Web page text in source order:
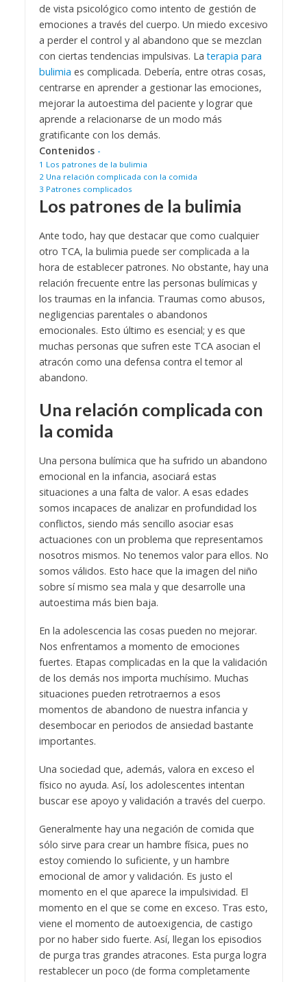
de vista psicológico como intento de gestión de
emociones a través del cuerpo. Un miedo excesivo
a perder el control y al abandono que se mezclan
con ciertas tendencias impulsivas. Laterapia para
bulimia es complicada. Debería, entre otras cosas,
centrarse en aprender a gestionar las emociones,
mejorar la autoestima del paciente y lograr que
aprende a relacionarse de un modo más
gratificante con los demás.
Contenidos -
1 Los patrones de la bulimia
2 Una relación complicada con la comida
3 Patrones complicados
Los patrones de la bulimia
Ante todo, hay que destacar que como cualquier
otro TCA, la bulimia puede ser complicada a la
hora de establecer patrones. No obstante, hay una
relación frecuente entre las personas bulímicas y
los traumas en la infancia. Traumas como abusos,
negligencias parentales o abandonos
emocionales. Esto último es esencial; y es que
muchas personas que sufren este TCA asocian el
atracón como una defensa contra el temor al
abandono.
Una relación complicada con
la comida
Una persona bulímica que ha sufrido un abandono
emocional en la infancia, asociará estas
situaciones a una falta de valor. A esas edades
somos incapaces de analizar en profundidad los
conflictos, siendo más sencillo asociar esas
actuaciones con un problema que representamos
nosotros mismos. No tenemos valor para ellos. No
somos válidos. Esto hace que la imagen del niño
sobre sí mismo sea mala y que desarrolle una
autoestima más bien baja.
En la adolescencia las cosas pueden no mejorar.
Nos enfrentamos a momento de emociones
fuertes. Etapas complicadas en la que la validación
de los demás nos importa muchísimo. Muchas
situaciones pueden retrotraernos a esos
momentos de abandono de nuestra infancia y
desembocar en periodos de ansiedad bastante
importantes.
Una sociedad que, además, valora en exceso el
físico no ayuda. Así, los adolescentes intentan
buscar ese apoyo y validación a través del cuerpo.
Generalmente hay una negación de comida que
sólo sirve para crear un hambre física, pues no
estoy comiendo lo suficiente, y un hambre
emocional de amor y validación. Es justo el
momento en el que aparece la impulsividad. El
momento en el que se come en exceso. Tras esto,
viene el momento de autoexigencia, de castigo
por no haber sido fuerte. Así, llegan los episodios
de purga tras grandes atracones. Esta purga logra
restablecer un poco (de forma completamente